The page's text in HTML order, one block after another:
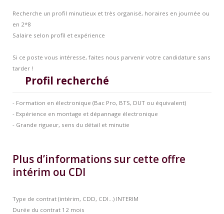
Recherche un profil minutieux et très organisé, horaires en journée ou
en 2*8
Salaire selon profil et expérience
Si ce poste vous intéresse, faites nous parvenir votre candidature sans
tarder !
Profil recherché
- Formation en électronique (Bac Pro, BTS, DUT ou équivalent)
- Expérience en montage et dépannage électronique
- Grande rigueur, sens du détail et minutie
Plus d’informations sur cette offre
intérim ou CDI
Type de contrat (intérim, CDD, CDI…) INTERIM
Durée du contrat 12 mois